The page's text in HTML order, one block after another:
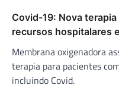
Covid-19: Nova
recursos hospitalares
Membrana oxigenadora
terapia para pacientes
incluindo Covid.